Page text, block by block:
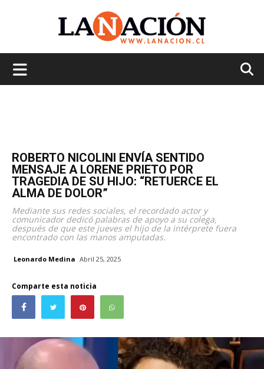
ROBERTO NICOLINI ENVÍA SENTIDO
MENSAJE A LORENE PRIETO POR
TRAGEDIA DE SU HIJO: “RETUERCE EL
ALMA DE DOLOR”
Mediante sus redes sociales, el recordado actor y
comunicador dedicó palabras de apoyo a su colega,
después de que este jueves el hijo de la intérprete fuera
encontrado con las manos amputadas.
Leonardo Medina Abril 25, 2025
Comparte esta noticia